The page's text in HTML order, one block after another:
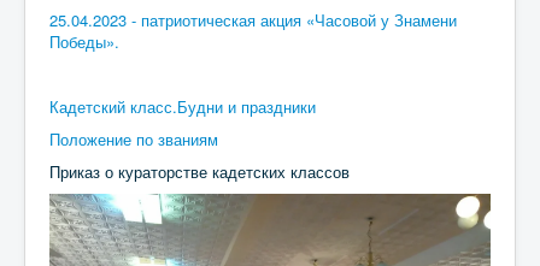
25.04.2023 - патриотическая акция «Часовой у Знамени
Победы».
Кадетский класс.Будни и праздники
Положение по званиям
Приказ о кураторстве кадетских классов